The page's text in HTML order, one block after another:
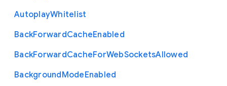
AutoplayWhitelist
BackForwardCacheEnabled
BackForwardCacheForWebSocketsAllowed
BackgroundModeEnabled